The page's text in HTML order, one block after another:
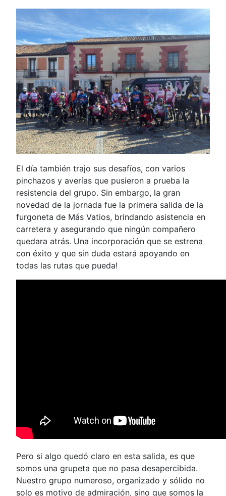
El día también trajo sus desafíos, con varios
pinchazos y averías que pusieron a prueba la
resistencia del grupo. Sin embargo, la gran
novedad de la jornada fue la primera salida de la
furgoneta de Más Vatios, brindando asistencia en
carretera y asegurando que ningún compañero
quedara atrás. Una incorporación que se estrena
con éxito y que sin duda estará apoyando en
todas las rutas que pueda!
Pero si algo quedó claro en esta salida, es que
somos una grupeta que no pasa desapercibida.
Nuestro grupo numeroso, organizado y sólido no
solo es motivo de admiración, sino que somos la